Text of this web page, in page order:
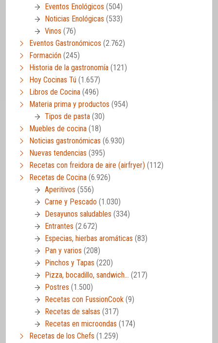
Eventos Enológicos (504)
Noticias Enológicas (533)
Vinos (76)
Eventos Gastronómicos (2.762)
Formación (245)
Historia de la gastronomía (121)
Hoy Cocinas Tú (1.657)
Libros de Cocina (496)
Materia prima y productos (954)
Tipos de pasta (30)
Muebles de cocina (18)
Noticias gastronómicas (6.930)
Nuevas tendencias (395)
Recetas con freidora de aire (airfryer) (112)
Recetas de Cocina (6.926)
Aperitivos (556)
Carne y Pescado (1.030)
Desayunos saludables (334)
Entrantes (2.672)
Especias, hierbas aromáticas (83)
Pan y varios (208)
Pinchos y Tapas (220)
Pizza, bocadillo, sandwich… (217)
Postres (1.500)
Recetas con FussionCook (9)
Recetas de salsas (317)
Recetas en microondas (174)
Recetas de los Chefs (1.259)